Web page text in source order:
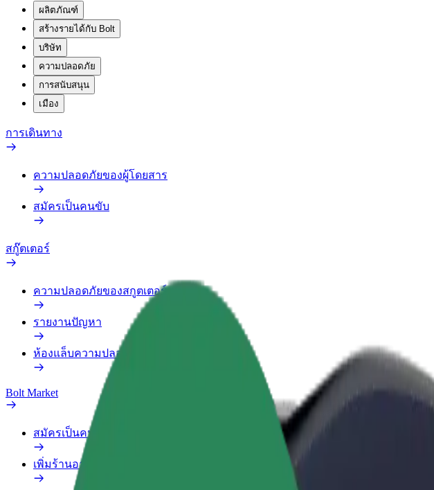
ผลิตภัณฑ์
สร้างรายได้กับ Bolt
บริษัท
ความปลอดภัย
การสนับสนุน
เมือง
การเดินทาง
ความปลอดภัยของผู้โดยสาร
สมัครเป็นคนขับ
สกู๊ตเตอร์
ความปลอดภัยของสกูตเตอร์
รายงานปัญหา
ห้องแล็บความปลอดภัย
Bolt Market
สมัครเป็นคนส่งของ
เพิ่มร้านอาหารหรือร้านค้า